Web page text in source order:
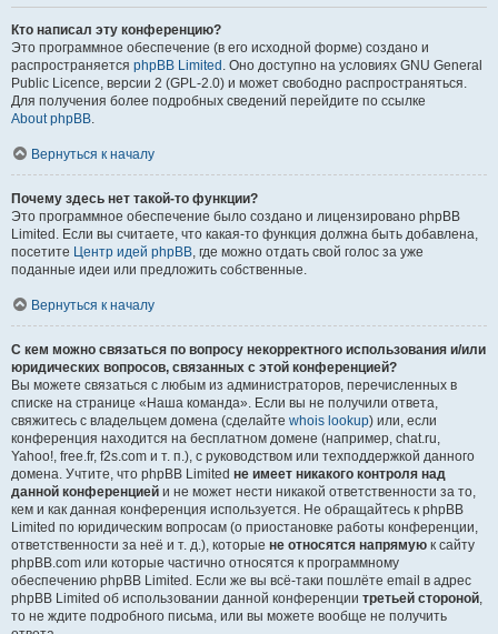
Кто написал эту конференцию?
Это программное обеспечение (в его исходной форме) создано и
распространяется phpBB Limited . Оно доступно на условиях GNU General
Public Licence, версии 2 (GPL-2.0) и может свободно распространяться.
Для получения более подробных сведений перейдите по ссылке
About phpBB.
Вернуться к началу
Почему здесь нет такой-то функции?
Это программное обеспечение было создано и лицензировано phpBB
Limited. Если вы считаете, что какая-то функция должна быть добавлена,
посетите Центр идей phpBB, где можно отдать свой голос за уже
поданные идеи или предложить собственные.
Вернуться к началу
С кем можно связаться по вопросу некорректного использования и/или
юридических вопросов, связанных с этой конференцией?
Вы можете связаться с любым из администраторов, перечисленных в
списке на странице «Наша команда». Если вы не получили ответа,
свяжитесь с владельцем домена (сделайте whois lookup) или, если
конференция находится на бесплатном домене (например, chat.ru,
Yahoo!, free.fr, f2s.com и т. п.), с руководством или техподдержкой данного
домена. Учтите, что phpBB Limited не имеет никакого контроля над
данной конференцией и не может нести никакой ответственности за то,
кем и как данная конференция используется. Не обращайтесь к phpBB
Limited по юридическим вопросам (о приостановке работы конференции,
ответственности за неё и т. д.), которые не относятся напрямую к сайту
phpBB.com или которые частично относятся к программному
обеспечению phpBB Limited. Если же вы всё-таки пошлёте email в адрес
phpBB Limited об использовании данной конференции третьей стороной,
то не ждите подробного письма, или вы можете вообще не получить